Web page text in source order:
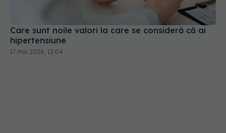
Care sunt noile valori la care se consideră că ai
hipertensiune
17 mai 2026, 12:04